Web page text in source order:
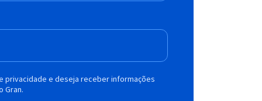
privacidade e deseja receber informações
Gran.